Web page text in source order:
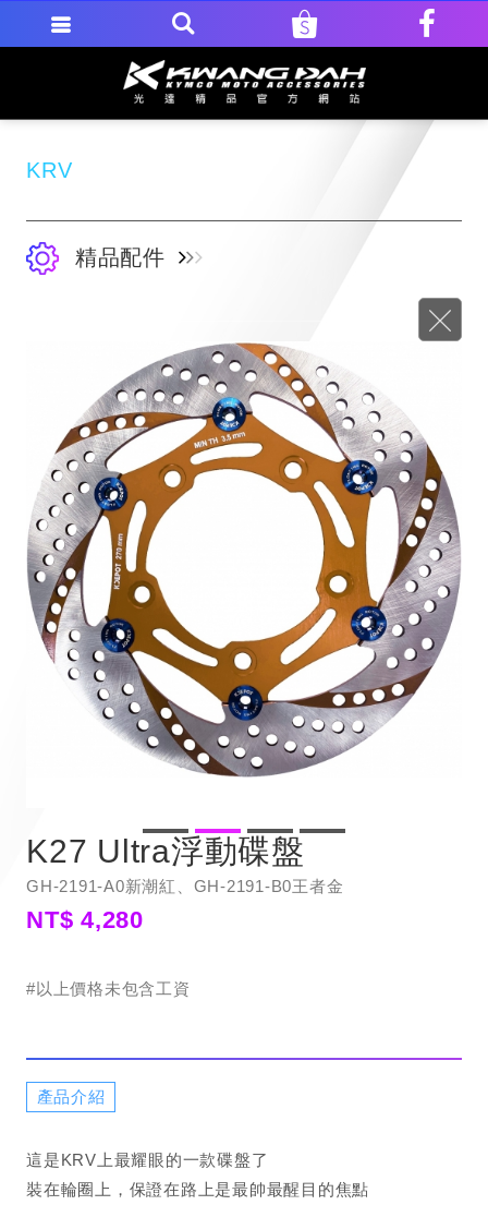
KRV
精品配件
K27 Ultra浮動碟盤
GH-2191-A0新潮紅、GH-2191-B0王者金
NT$ 4,280
#以上價格未包含工資
產品介紹
這是KRV上最耀眼的一款碟盤了
裝在輪圈上，保證在路上是最帥最醒目的焦點